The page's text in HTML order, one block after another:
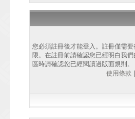
您必須註冊後才能登入。註冊僅需
限。在註冊前請確認您已經明白我
區時請確認您已經閱讀過版面規則。
使用條款